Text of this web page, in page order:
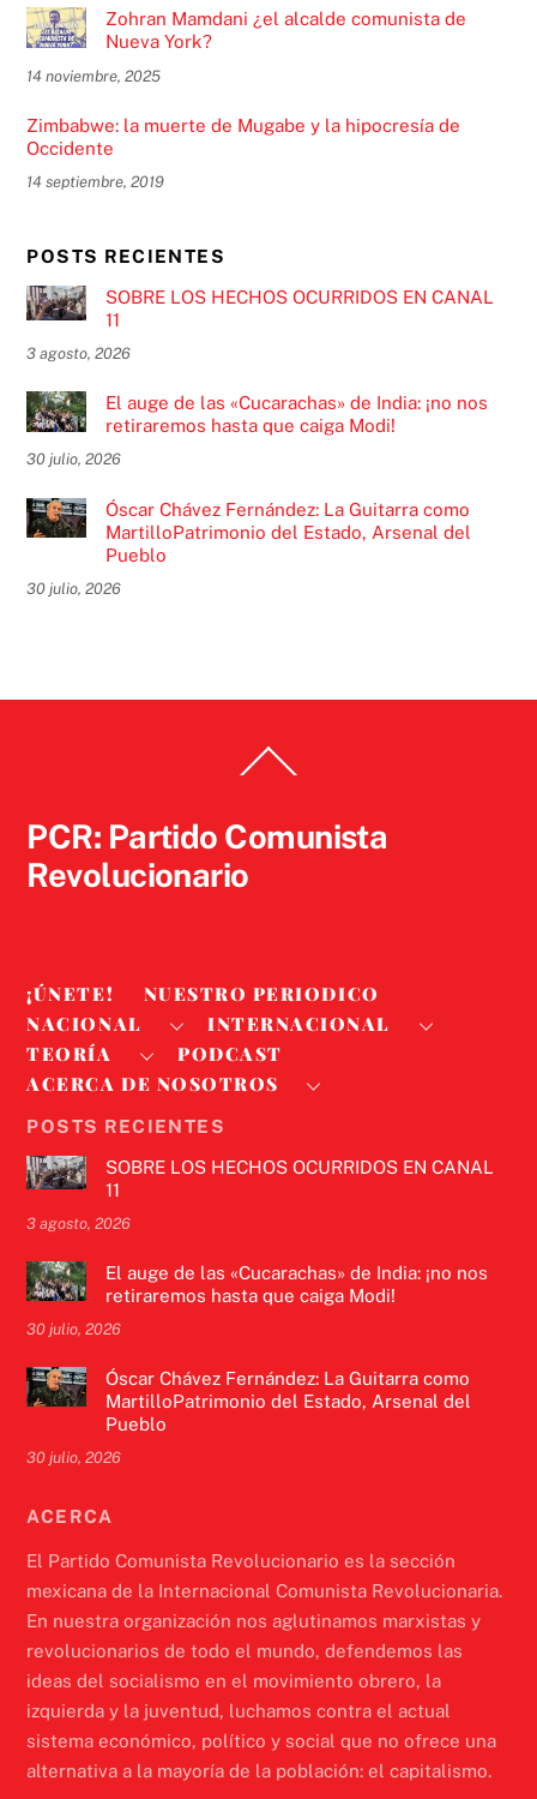
Zohran Mamdani ¿el alcalde comunista de
Nueva York?
14 noviembre, 2025
Zimbabwe: la muerte de Mugabe y la hipocresía de
Occidente
14 septiembre, 2019
POSTS RECIENTES
SOBRE LOS HECHOS OCURRIDOS EN CANAL
11
3 agosto, 2026
El auge de las «Cucarachas» de India: ¡no nos
retiraremos hasta que caiga Modi!
30 julio, 2026
Óscar Chávez Fernández: La Guitarra como
MartilloPatrimonio del Estado, Arsenal del
Pueblo
30 julio, 2026
To
PCR: Partido Comunista
Revolucionario
¡ÚNETE!
NUESTRO PERIODICO
NACIONAL
INTERNACIONAL
TEORÍA
PODCAST
ACERCA DE NOSOTROS
POSTS RECIENTES
SOBRE LOS HECHOS OCURRIDOS EN CANAL
11
3 agosto, 2026
El auge de las «Cucarachas» de India: ¡no nos
retiraremos hasta que caiga Modi!
30 julio, 2026
Óscar Chávez Fernández: La Guitarra como
MartilloPatrimonio del Estado, Arsenal del
Pueblo
30 julio, 2026
ACERCA
El Partido Comunista Revolucionario es la sección
mexicana de la Internacional Comunista Revolucionaria.
En nuestra organización nos aglutinamos marxistas y
revolucionarios de todo el mundo, defendemos las
ideas del socialismo en el movimiento obrero, la
izquierda y la juventud, luchamos contra el actual
sistema económico, político y social que no ofrece una
alternativa a la mayoría de la población: el capitalismo.